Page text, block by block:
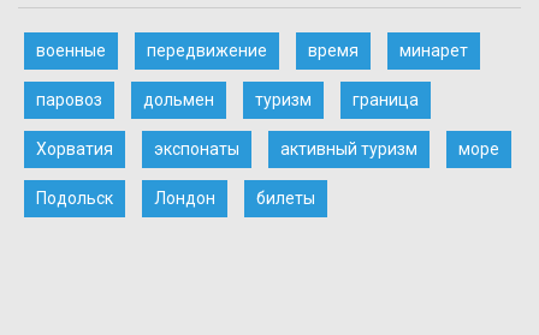
военные передвижение время минарет
паровоз дольмен туризм граница
Хорватия экспонаты активный туризм море
Подольск Лондон билеты